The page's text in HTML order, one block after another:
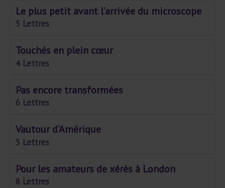
Le plus petit avant l’arrivée du microscope
5 Lettres
Touchés en plein cœur
4 Lettres
Pas encore transformées
6 Lettres
Vautour d’Amérique
5 Lettres
Pour les amateurs de xérès à London
8 Lettres